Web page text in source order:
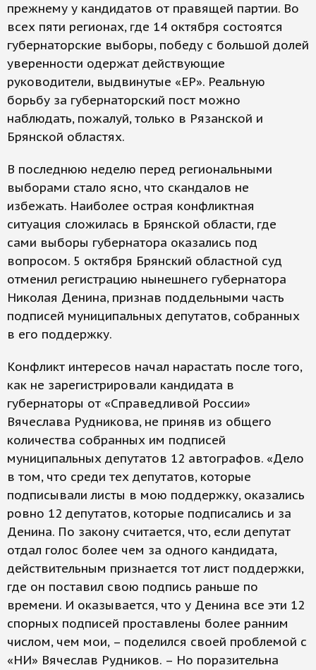
прежнему у кандидатов от правящей партии. Во
всех пяти регионах, где 14 октября состоятся
губернаторские выборы, победу с большой долей
уверенности одержат действующие
руководители, выдвинутые «ЕР». Реальную
борьбу за губернаторский пост можно
наблюдать, пожалуй, только в Рязанской и
Брянской областях.
В последнюю неделю перед региональными
выборами стало ясно, что скандалов не
избежать. Наиболее острая конфликтная
ситуация сложилась в Брянской области, где
сами выборы губернатора оказались под
вопросом. 5 октября Брянский областной суд
отменил регистрацию нынешнего губернатора
Николая Денина, признав поддельными часть
подписей муниципальных депутатов, собранных
в его поддержку.
Конфликт интересов начал нарастать после того,
как не зарегистрировали кандидата в
губернаторы от «Справедливой России»
Вячеслава Рудникова, не приняв из общего
количества собранных им подписей
муниципальных депутатов 12 автографов. «Дело
в том, что среди тех депутатов, которые
подписывали листы в мою поддержку, оказались
ровно 12 депутатов, которые подписались и за
Денина. По закону считается, что, если депутат
отдал голос более чем за одного кандидата,
действительным признается тот лист поддержки,
где он поставил свою подпись раньше по
времени. И оказывается, что у Денина все эти 12
спорных подписей проставлены более ранним
числом, чем мои, – поделился своей проблемой с
«НИ» Вячеслав Рудников. – Но поразительна